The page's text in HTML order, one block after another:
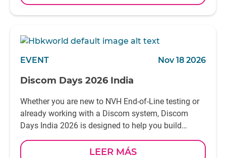
EVENT Nov 18 2026
Discom Days 2026 India
Whether you are new to NVH End-of-Line testing or
already working with a Discom system, Discom
Days India 2026 is designed to help you build
practical knowledge and confidence in your daily
work
LEER MÁS